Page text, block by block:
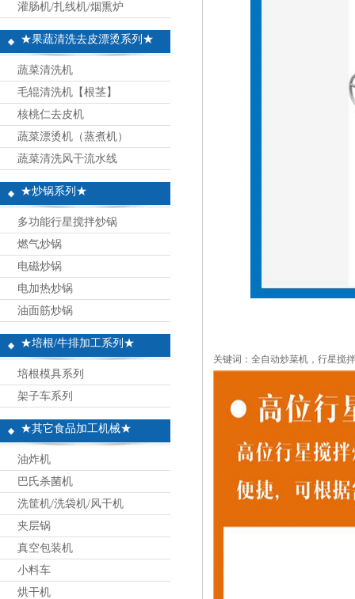
灌肠机/扎线机/烟熏炉
★果蔬清洗去皮漂烫系列★
蔬菜清洗机
毛辊清洗机【根茎】
核桃仁去皮机
蔬菜漂烫机（蒸煮机）
蔬菜清洗风干流水线
★炒锅系列★
多功能行星搅拌炒锅
燃气炒锅
电磁炒锅
电加热炒锅
油面筋炒锅
★培根/牛排加工系列★
培根模具系列
架子车系列
★其它食品加工机械★
油炸机
巴氏杀菌机
洗筐机/洗袋机/风干机
夹层锅
真空包装机
小料车
烘干机
关键词：全自动炒菜机，行星搅